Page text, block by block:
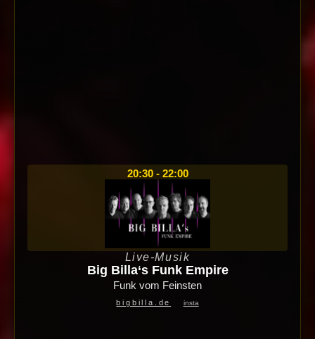
20:30 - 22:00
Live-Musik
Big Billa‘s Funk Empire
Funk vom Feinsten
bigbilla.de insta